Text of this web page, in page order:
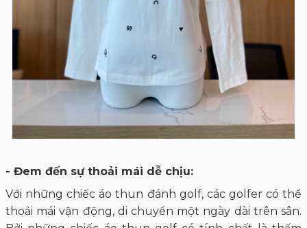
- Đem đến sự thoải mái dễ chịu:
Với những chiếc áo thun đánh golf, các golfer có thể
thoải mái vận động, di chuyển một ngày dài trên sân.